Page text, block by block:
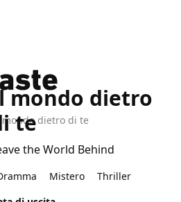
dietro di te
mondo dietro
te
the World Behind
Mistero
Thriller